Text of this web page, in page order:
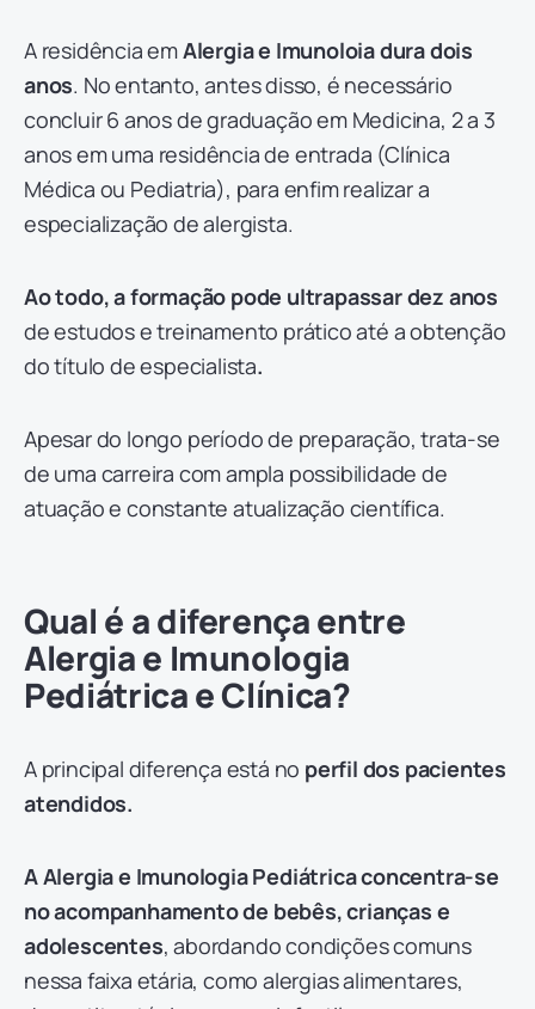
A residência emAlergia e Imunoloia dura dois
anos. No entanto, antes disso, é necessário
concluir 6 anos de graduação em Medicina, 2 a 3
anos em uma residência de entrada (Clínica
Médica ou Pediatria), para enfim realizar a
especialização de alergista.
Ao todo, a formação pode ultrapassar dez anos
de estudos e treinamento prático até a obtenção
do título de especialista.
Apesar do longo período de preparação, trata-se
de uma carreira com ampla possibilidade de
atuação e constante atualização científica.
Qual é a diferença entre
Alergia e Imunologia
Pediátrica e Clínica?
A principal diferença está no perfil dos pacientes
atendidos.
A Alergia e Imunologia Pediátrica concentra-se
no acompanhamento de bebês, crianças e
adolescentes, abordando condições comuns
nessa faixa etária, como alergias alimentares,